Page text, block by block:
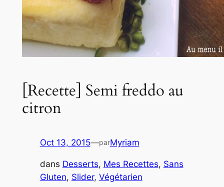
[Recette] Semi freddo au
citron
Oct 13, 2015—parMyriam
dans Desserts, Mes Recettes, Sans
Gluten, Slider, Végétarien